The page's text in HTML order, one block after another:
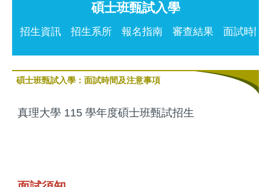
碩士班甄試入學
招生資訊 招生系所 報名指南 審查結果 面試時間
碩士班甄試入學：面試時間及注意事項
真理大學 115 學年度碩士班甄試招生